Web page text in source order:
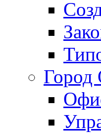
Город